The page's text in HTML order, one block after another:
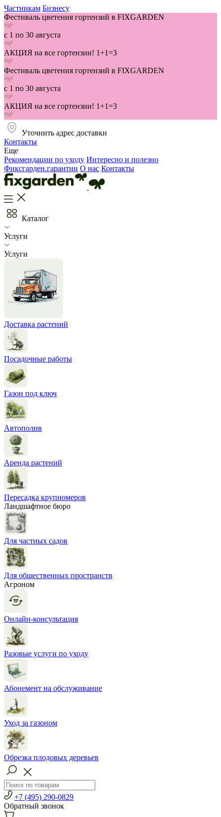
Частникам Бизнесу
Фестиваль цветения гортензий в FIXGARDEN
с 1 по 30 августа
АКЦИЯ на все гортензии! 1+1=3
Фестиваль цветения гортензий в FIXGARDEN
с 1 по 30 августа
АКЦИЯ на все гортензии! 1+1=3
Уточнить адрес доставки
Контакты
Еще
Рекомендации по уходу Интересно и полезно
Фиксгарден.гарантии О нас Контакты
Каталог
Услуги
Услуги
Доставка растений
Посадочные работы
Газон под ключ
Автополив
Аренда растений
Пересадка крупномеров
Ландшафтное бюро
Для частных садов
Для общественных пространств
Агроном
Онлайн-консультация
Разовые услуги по уходу
Абонемент на обслуживание
Уход за газоном
Обрезка плодовых деревьев
+7 (495) 290-0829
Обратный звонок